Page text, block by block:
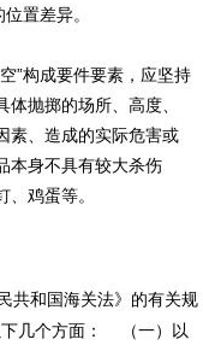
置差异。
”构成要件要素，应坚持
抛掷的场所、高度、
素、造成的实际危害或
本身不具有较大杀伤
鸡蛋等。
和国海关法》的有关规
下几个方面： （一）以